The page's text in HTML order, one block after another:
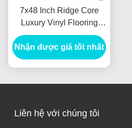
7x48 Inch Ridge Core
Luxury Vinyl Flooring
Không thấm nước SPC
Vinyl Flooring
Nhận được giá tốt nhất
Liên hệ với chúng tôi